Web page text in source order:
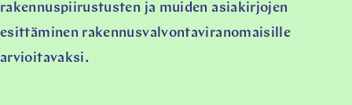
rakennuspiirustusten ja muiden asiakirjojen
esittäminen rakennusvalvontaviranomaisille
arvioitavaksi.